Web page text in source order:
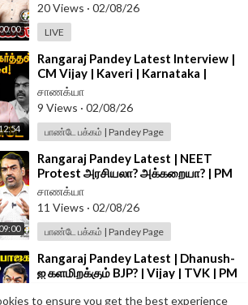
to ensure you get the best experience
20 Views · 02/08/26
LIVE
⁣Rangaraj Pandey Latest Interview |
CM Vijay | Kaveri | Karnataka |
NEET | Stalin | DMK | TVK | ADMK
சாணக்யா
9 Views · 02/08/26
பாண்டே பக்கம் | Pandey Page
⁣Rangaraj Pandey Latest | NEET
Protest அரசியலா? அக்கறையா? | PM
Modi | Dharmendra | CJP |
#AskPandey
சாணக்யா
11 Views · 02/08/26
பாண்டே பக்கம் | Pandey Page
⁣Rangaraj Pandey Latest | Dhanush-
ஐ களமிறக்கும் BJP? | Vijay | TVK | PM